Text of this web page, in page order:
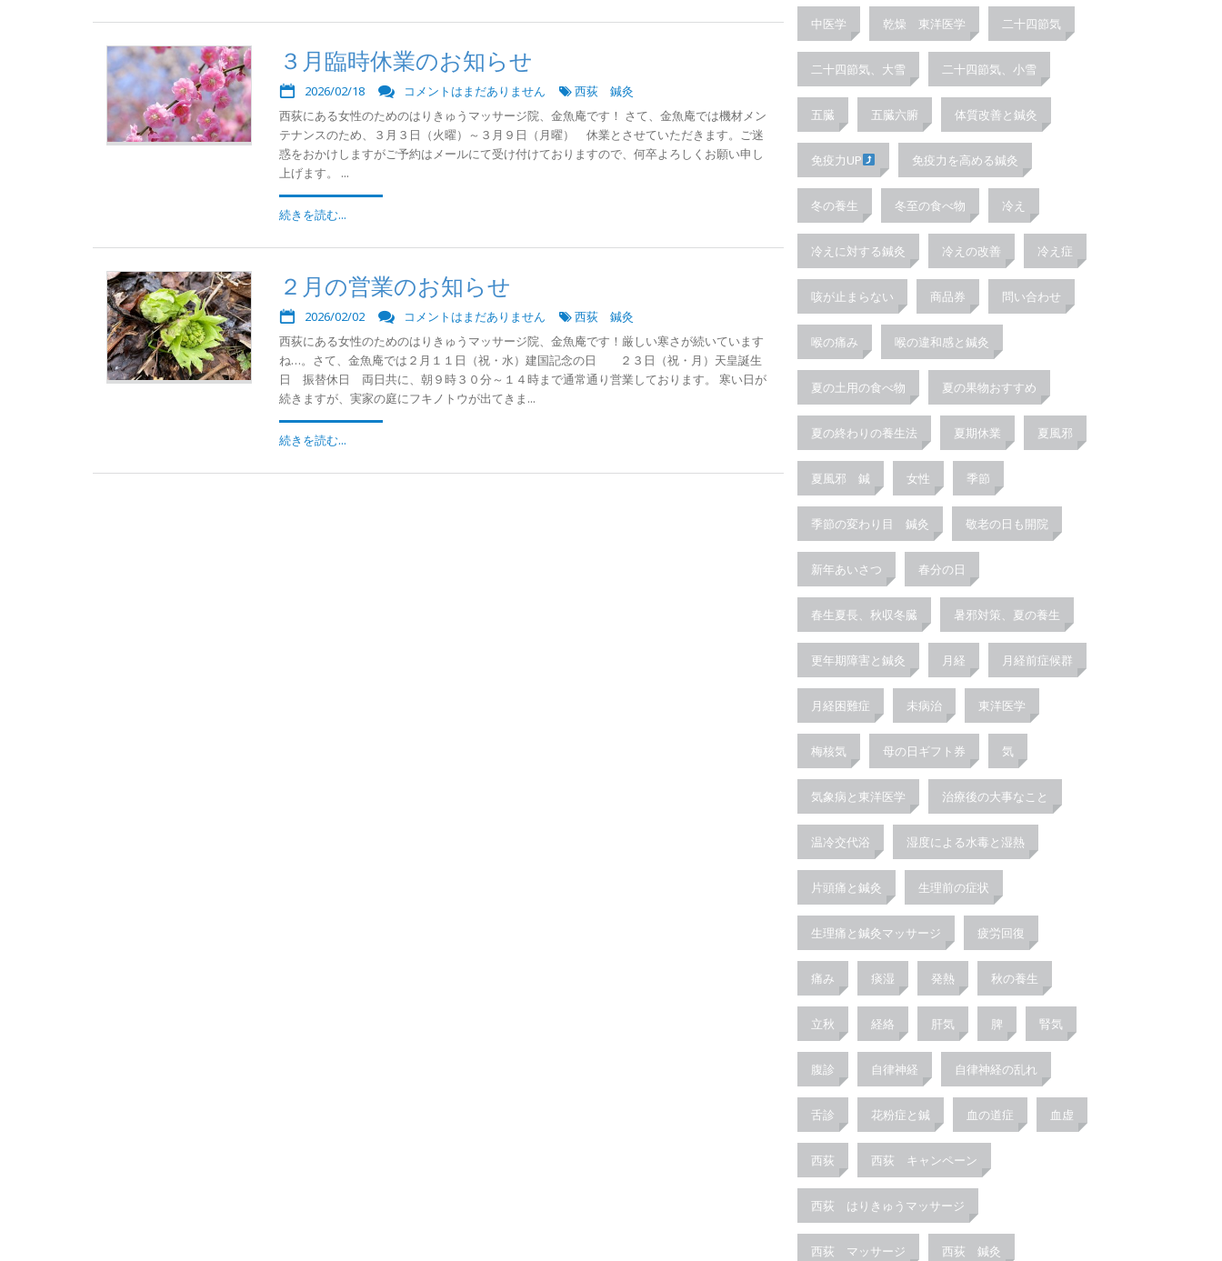
３月臨時休業のお知らせ
2026/02/18 コメントはまだありません
西荻 鍼灸
西荻にある女性のためのはりきゅうマッサージ院、金魚庵です！ さて、金魚庵では機材メン
テナンスのため、３月３日（火曜）～３月９日（月曜） 休業とさせていただきます。ご迷
惑をおかけしますがご予約はメールにて受け付けておりますので、何卒よろしくお願い申し
上げます。 ...
続きを読む...
２月の営業のお知らせ
2026/02/02 コメントはまだありません
西荻 鍼灸
西荻にある女性のためのはりきゅうマッサージ院、金魚庵です！厳しい寒さが続いています
ね…。さて、金魚庵では２月１１日（祝・水）建国記念の日 ２３日（祝・月）天皇誕生
日 振替休日 両日共に、朝９時３０分～１４時まで通常通り営業しております。 寒い日が
続きますが、実家の庭にフキノトウが出てきま...
続きを読む...
中医学 乾燥 東洋医学 二十四節気
二十四節気、大雪 二十四節気、小雪
五臓 五臓六腑 体質改善と鍼灸
免疫力UP 免疫力を高める鍼灸
冬の養生 冬至の食べ物 冷え
冷えに対する鍼灸 冷えの改善 冷え症
咳が止まらない 商品券 問い合わせ
喉の痛み 喉の違和感と鍼灸
夏の土用の食べ物 夏の果物おすすめ
夏の終わりの養生法 夏期休業 夏風邪
夏風邪 鍼 女性 季節
季節の変わり目 鍼灸 敬老の日も開院
新年あいさつ 春分の日
春生夏長、秋収冬臓 暑邪対策、夏の養生
更年期障害と鍼灸 月経 月経前症候群
月経困難症 未病治 東洋医学
梅核気 母の日ギフト券 気
気象病と東洋医学 治療後の大事なこと
温冷交代浴 湿度による水毒と湿熱
片頭痛と鍼灸 生理前の症状
生理痛と鍼灸マッサージ 疲労回復
痛み 痰湿 発熱 秋の養生
立秋 経絡 肝気 脾 腎気
腹診 自律神経 自律神経の乱れ
舌診 花粉症と鍼 血の道症 血虚
西荻 西荻 キャンペーン
西荻 はりきゅうマッサージ
西荻 マッサージ 西荻 鍼灸